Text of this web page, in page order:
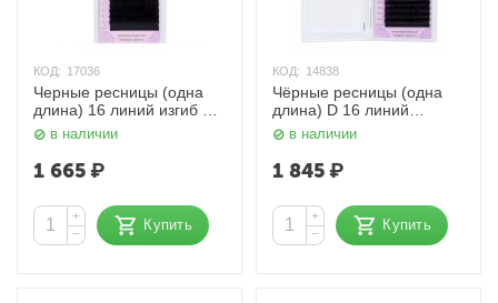
КОД: 17036
Черные ресницы (одна
длина) 16 линий изгиб C
Enigma
в наличии
1 665₽
+
−
Купить
КОД: 14838
Чёрные ресницы (одна
длина) D 16 линий
0,12/D/12 мм. Enigma
в наличии
1 845₽
+
−
Купить